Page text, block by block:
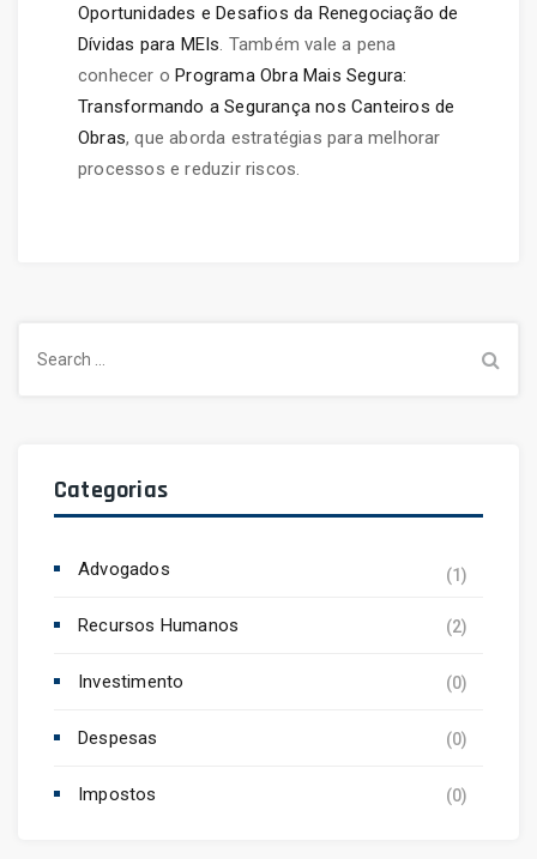
Oportunidades e Desafios da Renegociação de
Dívidas para MEIs. Também vale a pena
conhecer oPrograma Obra Mais Segura:
Transformando a Segurança nos Canteiros de
Obras, que aborda estratégias para melhorar
processos e reduzir riscos.
for:
Categorias
Advogados (1)
Recursos Humanos (2)
Investimento (0)
Despesas (0)
Impostos (0)